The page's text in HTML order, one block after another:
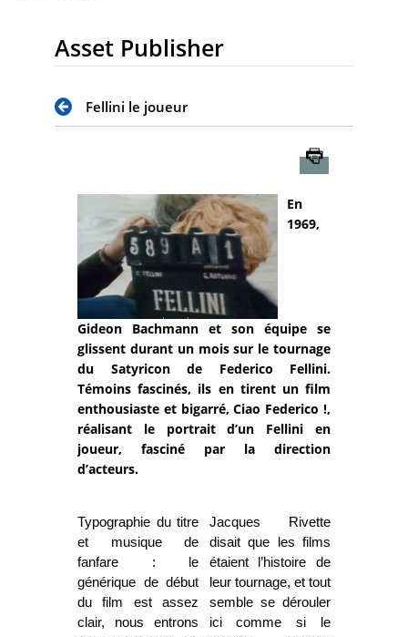
Asset Publisher
Fellini le joueur
En
1969,
Gideon Bachmann et son équipe se
glissent durant un mois sur le tournage
du Satyricon de Federico Fellini.
Témoins fascinés, ils en tirent un film
enthousiaste et bigarré, Ciao Federico !,
réalisant le portrait d’un Fellini en
joueur, fasciné par la direction
d’acteurs.
Typographie du titre
et musique de
fanfare : le
générique de début
du film est assez
clair, nous entrons
Jacques Rivette
disait que les films
étaient l’histoire de
leur tournage, et tout
semble se dérouler
ici comme si le